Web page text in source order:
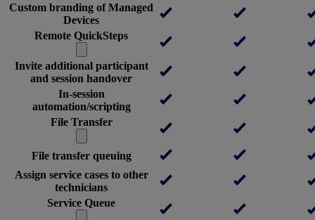
Custom branding of Managed
Devices
Remote QuickSteps
Invite additional participant
and session handover
In-session
automation/scripting
File Transfer
File transfer queuing
Assign service cases to other
technicians
Service Queue